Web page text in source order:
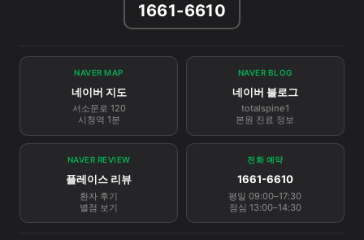
1661-6610
NAVER MAP
네이버 지도
서소문로 120
시청역 1분
NAVER BLOG
네이버 블로그
totalspine1
본원 진료 정보
NAVER REVIEW
플레이스 리뷰
환자 후기
별점 보기
전화 예약
1661-6610
평일 09:00–17:30
점심 13:00–14:30